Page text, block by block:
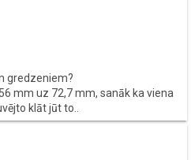
gredzeniem?
mm uz 72,7 mm, sanāk ka viena
klāt jūt to..